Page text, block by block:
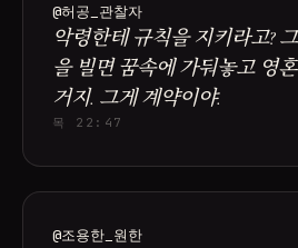
@허공_관찰자
악령한테 규칙을 지키라고?
을 빌면 꿈속에 가둬놓고 영
거지. 그게 계약이야.
목 22:47
@조용한_원한